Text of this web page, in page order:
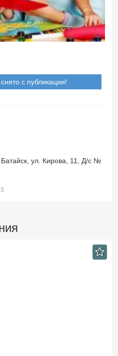
с публикации!
Батайск, ул. Кирова, 11, Д/с №